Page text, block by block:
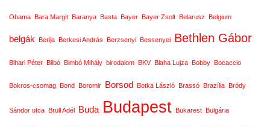
Obama Bara Margit Baranya Basta Bayer Bayer Zsolt Belarusz Belgium
belgák Berija Berkesi András Berzsenyi Bessenyei Bethlen Gábor
Bihari Péter Bilbó Bimbó Mihály birodalom BKV Blaha Lujza Bobby Bocaccio
Bokros-csomag Bond Boromir Borsod Botka László Brassó Brazília Bródy
Sándor utca Brüll Adél Buda Budapest Bukarest Bulgária